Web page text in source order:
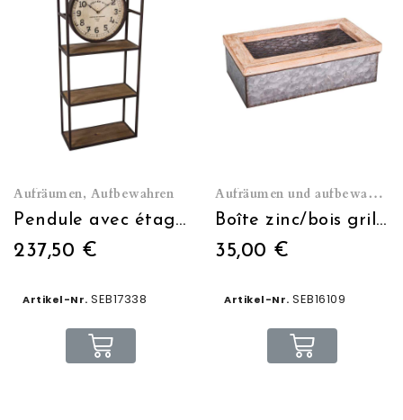
Aufräumen, Aufbewahren
Pendule avec étagères indus
237,50 €
Artikel-Nr. SEB17338
Aufräumen und aufbewahren
Boîte zinc/bois grillagée
35,00 €
Artikel-Nr. SEB16109